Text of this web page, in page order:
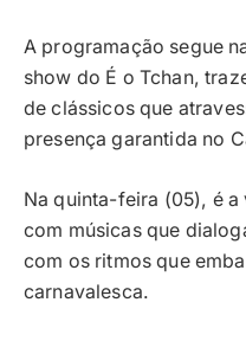
A programação segue
show do É o Tchan,
de clássicos que
presença garantida no
Na quinta-feira (05), é
com músicas que
com os ritmos que
carnavalesca.